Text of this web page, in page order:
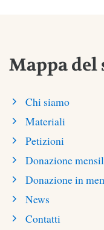
Mappa del
Chi siamo
Materiali
Petizioni
Donazione
Donazione in
News
Contatti